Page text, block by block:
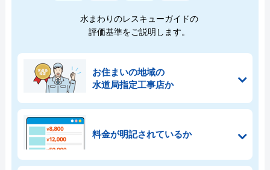
水まわりのレスキューガイドの
評価基準をご説明します。
お住まいの地域の
水道局指定工事店か
料金が明記されているか